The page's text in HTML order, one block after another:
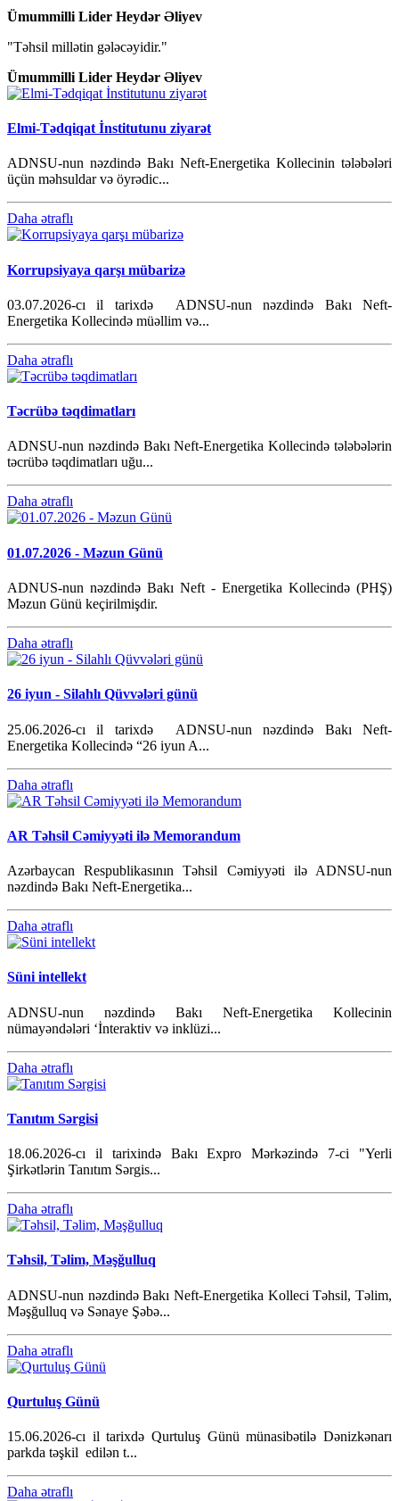
Ümummilli Lider Heydər Əliyev
"Təhsil millətin gələcəyidir."
Ümummilli Lider Heydər Əliyev
Elmi-Tədqiqat İnstitutunu ziyarət
ADNSU-nun nəzdində Bakı Neft-Energetika Kollecinin tələbələri
üçün məhsuldar və öyrədic...
Daha ətraflı
Korrupsiyaya qarşı mübarizə
03.07.2026-cı il tarixdə ADNSU-nun nəzdində Bakı Neft-
Energetika Kollecində müəllim və...
Daha ətraflı
Təcrübə təqdimatları
ADNSU-nun nəzdində Bakı Neft-Energetika Kollecində tələbələrin
təcrübə təqdimatları uğu...
Daha ətraflı
01.07.2026 - Məzun Günü
ADNUS-nun nəzdində Bakı Neft - Energetika Kollecində (PHŞ)
Məzun Günü keçirilmişdir.
Daha ətraflı
26 iyun - Silahlı Qüvvələri günü
25.06.2026-cı il tarixdə ADNSU-nun nəzdində Bakı Neft-
Energetika Kollecində “26 iyun A...
Daha ətraflı
AR Təhsil Cəmiyyəti ilə Memorandum
Azərbaycan Respublikasının Təhsil Cəmiyyəti ilə ADNSU-nun
nəzdində Bakı Neft-Energetika...
Daha ətraflı
Süni intellekt
ADNSU-nun nəzdində Bakı Neft-Energetika Kollecinin
nümayəndələri ‘İnteraktiv və inklüzi...
Daha ətraflı
Tanıtım Sərgisi
18.06.2026-cı il tarixində Bakı Expro Mərkəzində 7-ci "Yerli
Şirkətlərin Tanıtım Sərgis...
Daha ətraflı
Təhsil, Təlim, Məşğulluq
ADNSU-nun nəzdində Bakı Neft-Energetika Kolleci Təhsil, Təlim,
Məşğulluq və Sənaye Şəbə...
Daha ətraflı
Qurtuluş Günü
15.06.2026-cı il tarixdə Qurtuluş Günü münasibətilə Dənizkənarı
parkda təşkil edilən t...
Daha ətraflı